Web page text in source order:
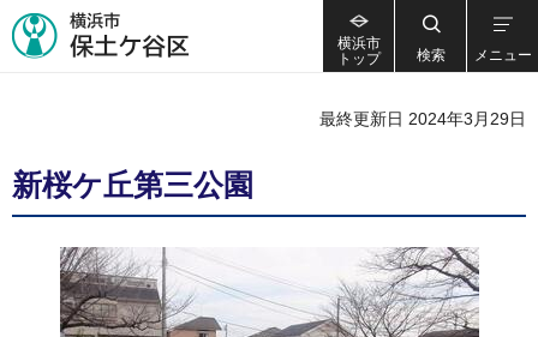
横浜市
トップ
検索 メニュー
最終更新日 2024年3月29日
新桜ケ丘第三公園